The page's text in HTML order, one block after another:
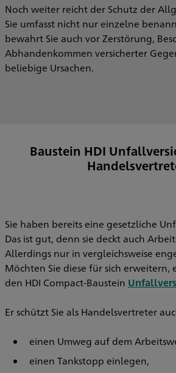
Noch weiter reicht der Schutz der
Sie umfasst nicht nur einzelne
bewahrt Sie auch vor Zerstörung,
Abhandenkommen versicherter
beliebige Ursachen.
Baustein HDI
Sie haben bereits eine gesetzliche
Das ist gut, denn sie deckt auch
Allerdings nur in vergleichsweise
Möchten Sie diese für sich
den HDI Compact-Baustein
Er schützt Sie als Handelsvertreter
einen Umweg auf dem
einen Tankstopp einlegen,